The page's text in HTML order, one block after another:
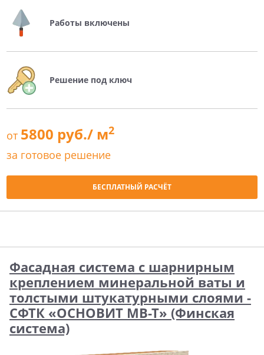
Работы включены
Решение под ключ
от 5800 руб./ м2
за готовое решение
БЕСПЛАТНЫЙ РАСЧЁТ
Фасадная система с шарнирным
креплением минеральной ваты и
толстыми штукатурными слоями -
СФТК «ОСНОВИТ МВ-Т» (Финская
система)